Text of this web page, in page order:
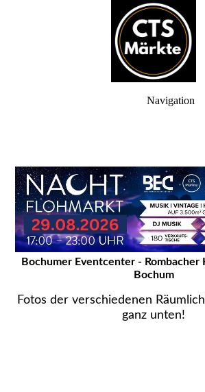
Navigation
Bochumer Eventcenter - Rombacher
Bochum
Fotos der verschiedenen
ganz unten!